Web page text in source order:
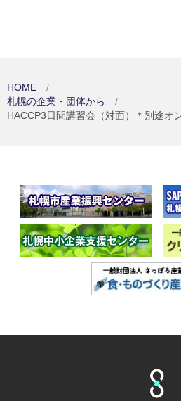
HOME
札幌の企業・団体から
HACCP3日間講習会（対面）＊別途オ